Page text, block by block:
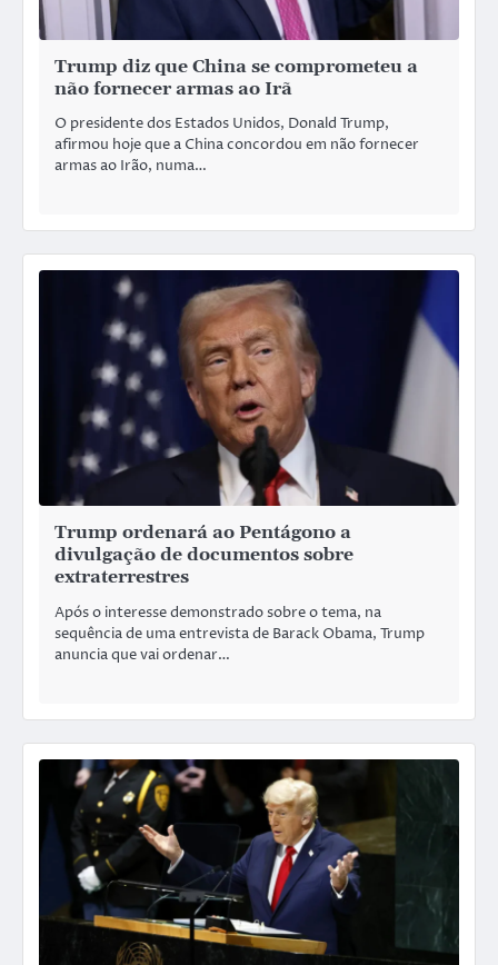
Trump diz que China se comprometeu a
não fornecer armas ao Irã
O presidente dos Estados Unidos, Donald Trump,
afirmou hoje que a China concordou em não fornecer
armas ao Irão, numa…
Trump ordenará ao Pentágono a
divulgação de documentos sobre
extraterrestres
Após o interesse demonstrado sobre o tema, na
sequência de uma entrevista de Barack Obama, Trump
anuncia que vai ordenar…